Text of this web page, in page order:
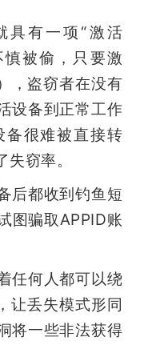
具有一项“激活
被偷，只要激
，盗窃者在没有
设备到正常工作
备很难被直接转
窃率。
后都收到钓鱼短
图骗取APPID账
任何人都可以绕
让丢失模式形同
将一些非法获得